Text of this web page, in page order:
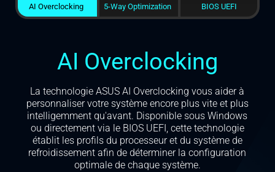
AI Overclocking 5-Way Optimization BIOS UEFI
AI Overclocking
La technologie ASUS AI Overclocking vous aider à
personnaliser votre système encore plus vite et plus
intelligemment qu'avant. Disponible sous Windows
ou directement via le BIOS UEFI, cette technologie
établit les profils du processeur et du système de
refroidissement afin de déterminer la configuration
optimale de chaque système.